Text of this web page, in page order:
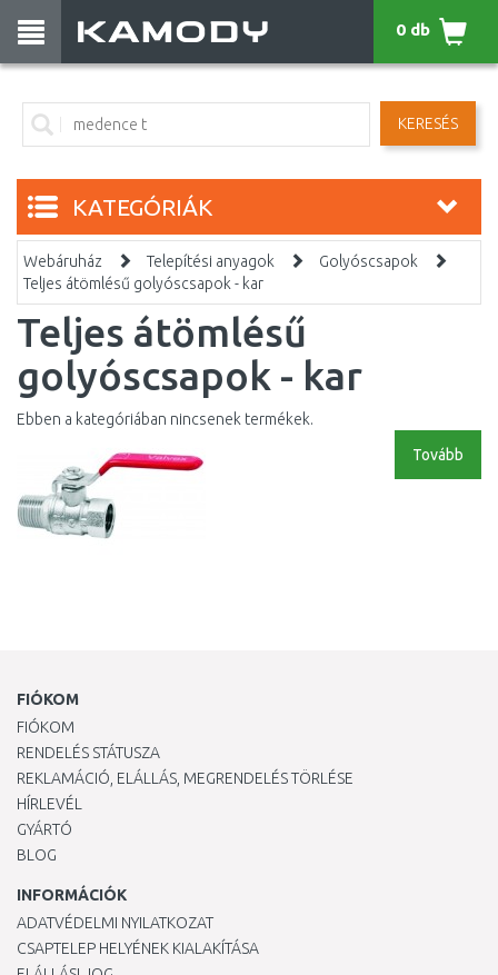
KERESÉS
0 db
KATEGÓRIÁK
Webáruház Telepítési anyagok
Golyóscsapok
Teljes átömlésű golyóscsapok - kar
Teljes átömlésű
golyóscsapok - kar
Ebben a kategóriában nincsenek termékek.
Tovább
FIÓKOM
FIÓKOM
RENDELÉS STÁTUSZA
REKLAMÁCIÓ, ELÁLLÁS, MEGRENDELÉS TÖRLÉSE
HÍRLEVÉL
GYÁRTÓ
BLOG
INFORMÁCIÓK
ADATVÉDELMI NYILATKOZAT
CSAPTELEP HELYÉNEK KIALAKÍTÁSA